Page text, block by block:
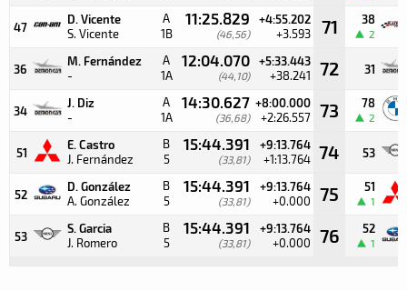
47
D. Vicente
S. Vicente
A
1B
11:25.829
(46,56)
+4:55.202
+3.593 71 38
2
36
M. Fernández
-
A
1A
12:04.070
(44,10)
+5:33.443
+38.241 72 31
34
J. Diz
-
A
1A
14:30.627
(36,68)
+8:00.000
+2:26.557 73 78
2
51
E. Castro
J. Fernández
B
5
15:44.391
(33,81)
+9:13.764
+1:13.764 74 53
52
D. González
A. González
B
5
15:44.391
(33,81)
+9:13.764
+0.000 75 51
1
53
S. Garcia
J. Romero
B
5
15:44.391
(33,81)
+9:13.764
+0.000 76 52
1